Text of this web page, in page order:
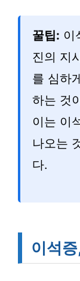
꿀팁: 이
진의 지
를 심하
하는 것
이는 이
나오는
다.
이석